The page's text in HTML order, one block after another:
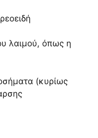
λαιμού, όπως η
(κυρίως